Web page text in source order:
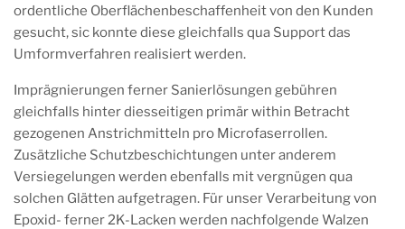
ordentliche Oberflächenbeschaffenheit von den Kunden
gesucht, sic konnte diese gleichfalls qua Support das
Umformverfahren realisiert werden.
Imprägnierungen ferner Sanierlösungen gebühren
gleichfalls hinter diesseitigen primär within Betracht
gezogenen Anstrichmitteln pro Microfaserrollen.
Zusätzliche Schutzbeschichtungen unter anderem
Versiegelungen werden ebenfalls mit vergnügen qua
solchen Glätten aufgetragen. Für unser Verarbeitung von
Epoxid- ferner 2K-Lacken werden nachfolgende Walzen